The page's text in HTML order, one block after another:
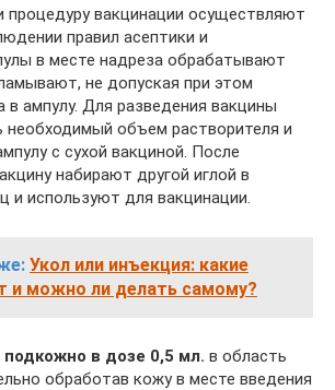
процедуру вакцинации осуществляют
правил асептики и
в месте надреза обрабатывают
не допуская при этом
в ампулу. Для разведения вакцины
необходимый объем растворителя и
с сухой вакциной. После
набирают другой иглой в
и используют для вакцинации.
Укол или инъекция: какие
и можно ли делать самому?
в дозе 0,5 мл. в область
обработав кожу в месте введения